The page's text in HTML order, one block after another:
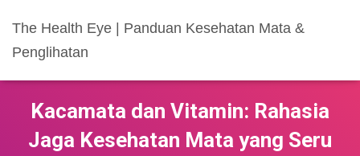
The Health Eye | Panduan Kesehatan Mata &
Penglihatan
Kacamata dan Vitamin: Rahasia
Jaga Kesehatan Mata yang Seru